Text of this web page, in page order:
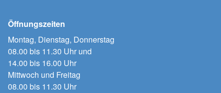
Öffnungszeiten
Montag, Dienstag, Donnerstag
08.00 bis 11.30 Uhr und
14.00 bis 16.00 Uhr
Mittwoch und Freitag
08.00 bis 11.30 Uhr